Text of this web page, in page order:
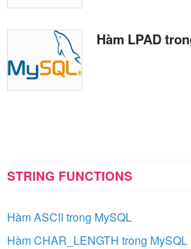
Hàm LPAD
STRING FUNCTIONS
Hàm ASCII trong MySQL
Hàm CHAR_LENGTH trong MySQL